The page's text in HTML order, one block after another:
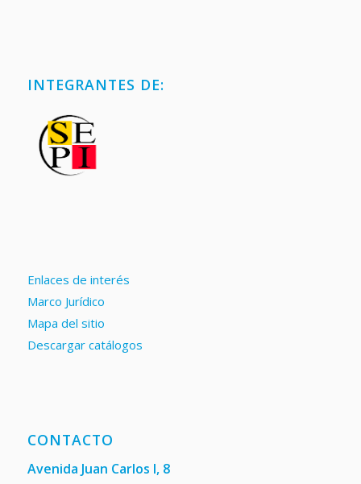
INTEGRANTES DE:
Enlaces de interés
Marco Jurídico
Mapa del sitio
Descargar catálogos
CONTACTO
Avenida Juan Carlos I, 8